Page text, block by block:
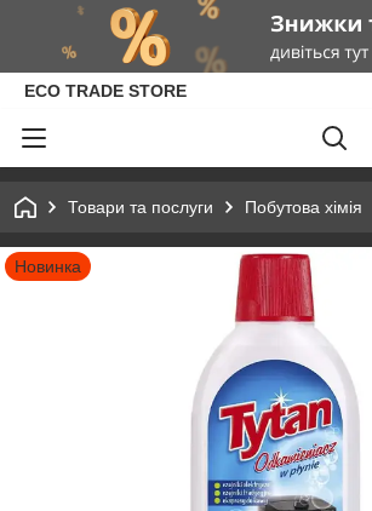
ECO TRADE STORE
Товари та послуги Побутова хімія
Новинка